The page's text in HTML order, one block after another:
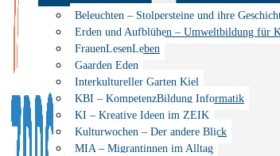
Menü
Beleuchten – Stolpersteine und ihre
Erden und Aufblühen – Umweltbildung für
FrauenLesenLeben
Gaarden Eden
Interkultureller Garten Kiel
KBI – KompetenzBildung Informatik
KI – Kreative Ideen im ZEIK
Kulturwochen – Der andere Blick
MIA – Migrantinnen im Alltag